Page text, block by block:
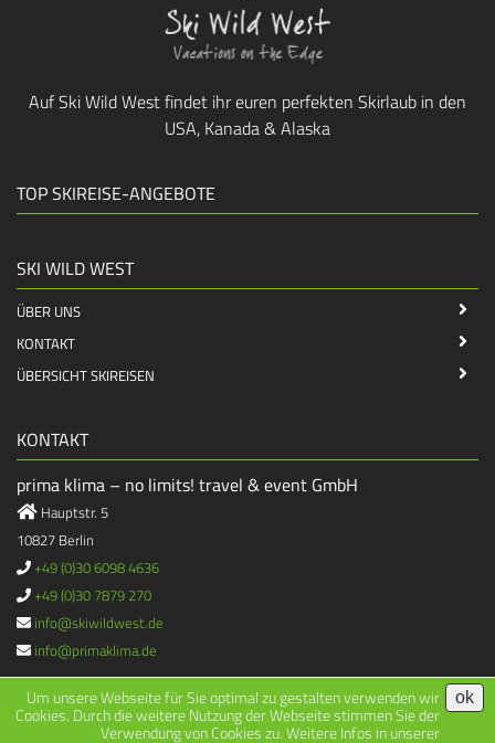
Um unsere Webseite für Sie optimal zu gestalten verwenden wir
Cookies. Durch die weitere Nutzung der Webseite stimmen Sie der
Verwendung von Cookies zu. Weitere Infos in unserer
ok
Auf Ski Wild West findet ihr euren perfekten Skirlaub in den
USA, Kanada & Alaska
TOP SKIREISE-ANGEBOTE
SKI WILD WEST
ÜBER UNS
KONTAKT
ÜBERSICHT SKIREISEN
KONTAKT
prima klima – no limits! travel & event GmbH
Hauptstr. 5
10827 Berlin
+49 (0)30 6098 4636
+49 (0)30 7879 270
info@skiwildwest.de
info@primaklima.de